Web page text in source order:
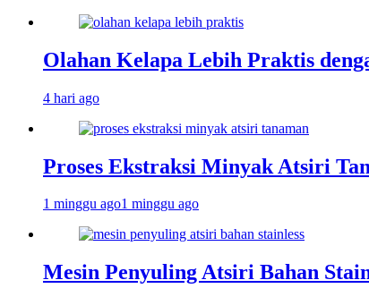
Olahan Kelapa Lebih Praktis
4 hari ago
Proses Ekstraksi Minyak Atsiri
1 minggu ago1 minggu ago
Mesin Penyuling Atsiri Bahan